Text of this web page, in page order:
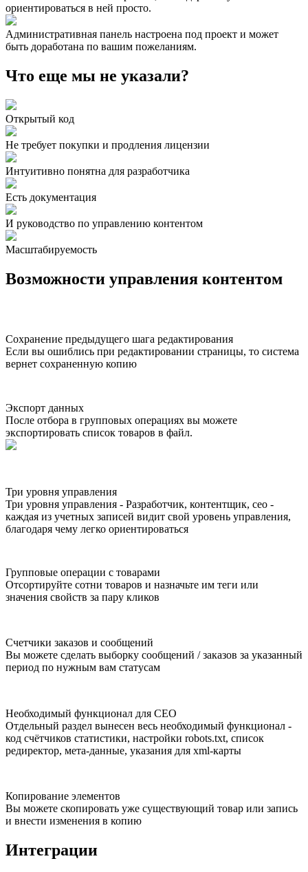
ориентироваться в ней просто.
Административная панель настроена под проект и может
быть доработана по вашим пожеланиям.
Что еще мы не указали?
Открытый код
Не требует покупки и продления лицензии
Интуитивно понятна для разработчика
Есть документация
И руководство по управлению контентом
Масштабируемость
Возможности управления контентом
Сохранение предыдущего шага редактирования
Если вы ошиблись при редактировании страницы, то система
вернет сохраненную копию
Экспорт данных
После отбора в групповых операциях вы можете
экспортировать список товаров в файл.
Три уровня управления
Три уровня управления - Разработчик, контентщик, сео -
каждая из учетных записей видит свой уровень управления,
благодаря чему легко ориентироваться
Групповые операции с товарами
Отсортируйте сотни товаров и назначьте им теги или
значения свойств за пару кликов
Счетчики заказов и сообщений
Вы можете сделать выборку сообщений / заказов за указанный
период по нужным вам статусам
Необходимый функционал для СЕО
Отдельный раздел вынесен весь необходимый функционал -
код счётчиков статистики, настройки robots.txt, список
редиректор, мета-данные, указания для xml-карты
Копирование элементов
Вы можете скопировать уже существующий товар или запись
и внести изменения в копию
Интеграции